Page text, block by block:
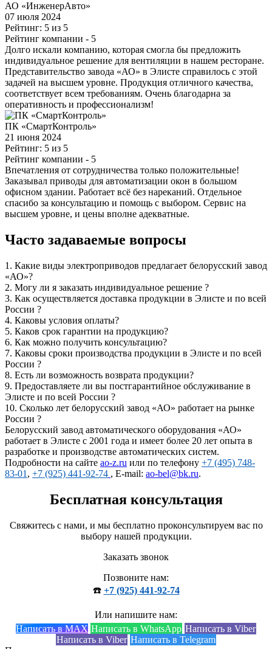
АО «ИнженерАвто»
07 июля 2024
Рейтинг: 5 из 5
Рейтинг компании - 5
Долго искали компанию, которая смогла бы предложить
индивидуальное решение для вентиляции в нашем ресторане.
Представительство завода «АО» в Элисте справилось с этой
задачей на высшем уровне. Продукция отличного качества,
соответствует всем требованиям. Очень благодарна за
оперативность и профессионализм!
ПК «СмартКонтроль»
21 июня 2024
Рейтинг: 5 из 5
Рейтинг компании - 5
Впечатления от сотрудничества только положительные!
Заказывал приводы для автоматизации окон в большом
офисном здании. Работает всё без нареканий. Отдельное
спасибо за консультацию и помощь с выбором. Сервис на
высшем уровне, и цены вполне адекватные.
Часто задаваемые вопросы
1. Какие виды электроприводов предлагает белорусский завод
«АО»?
2. Могу ли я заказать индивидуальное решение ?
3. Как осуществляется доставка продукции в Элисте и по всей
России ?
4. Каковы условия оплаты?
5. Каков срок гарантии на продукцию?
6. Как можно получить консультацию?
7. Каковы сроки производства продукции в Элисте и по всей
России ?
8. Есть ли возможность возврата продукции?
9. Предоставляете ли вы постгарантийное обслуживание в
Элисте и по всей России ?
10. Сколько лет белорусский завод «АО» работает на рынке
России ?
Белорусский завод автоматического оборудования «АО»
работает в Элисте с 2001 года и имеет более 20 лет опыта в
разработке и производстве автоматических систем.
Подробности на сайте ao-z.ru или по телефону +7 (495) 748-
83-01 , +7 (925) 441-92-74 , E-mail: ao-bel@bk.ru.
Бесплатная консультация
Свяжитесь с нами, и мы бесплатно проконсультируем вас по
выбору нашей продукции.
Заказать звонок
Позвоните нам:
☎️ +7 (925) 441-92-74
Или напишите нам:
Написать в MAX Написать в WhatsApp Написать в Viber
Написать в Viber Написать в Telegram